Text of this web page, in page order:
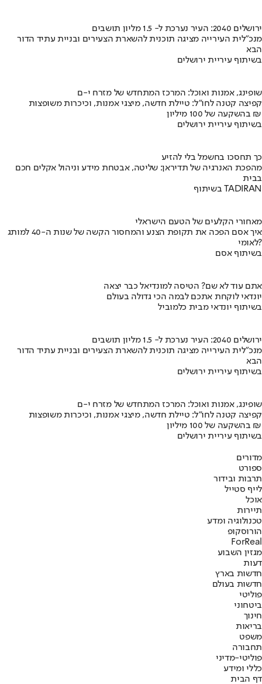
ירושלים 2040: העיר נערכת ל- 1.5 מליון תושבים
מנכ"לית העירייה מציגה תוכנית להשארת הצעירים ובניית עתיד הדור
הבא
בשיתוף עיריית ירושלים
שופינג, אמנות ואוכל: המרכז המתחדש של מזרח י-ם
קפיצה קטנה לחו"ל: טיילת חדשה, מיצגי אמנות, וכיכרות משופצות
בהשקעה של 100 מיליון ₪
בשיתוף עיריית ירושלים
כך תחסכו בחשמל בלי להזיע
מהפכת האנרגיה של תדיראן: שליטה, אבטחת מידע וניהול אקלים חכם
בבית
בשיתוף TADIRAN
מאחורי הקלעים של הטעם הישראלי
איך אסם הפכה את תקופת הצנע והמחסור הקשה של שנות ה-40 למותג
לאומי?
בשיתוף אסם
אתם עוד לא שם? הטיסה למונדיאל כבר יצאה
יונדאי לוקחת אתכם לבמה הכי גדולה בעולם
בשיתוף יונדאי מבית כלמוביל
ירושלים 2040: העיר נערכת ל- 1.5 מליון תושבים
מנכ"לית העירייה מציגה תוכנית להשארת הצעירים ובניית עתיד הדור
הבא
בשיתוף עיריית ירושלים
שופינג, אמנות ואוכל: המרכז המתחדש של מזרח י-ם
קפיצה קטנה לחו"ל: טיילת חדשה, מיצגי אמנות, וכיכרות משופצות
בהשקעה של 100 מיליון ₪
בשיתוף עיריית ירושלים
מדורים
ספורט
תרבות ובידור
לייף סטייל
אוכל
תיירות
טכנולוגיה ומדע
הורוסקופ
ForReal
מגזין השבוע
דעות
חדשות בארץ
חדשות בעולם
פוליטי
ביטחוני
חינוך
בריאות
משפט
תחבורה
פוליטי-מדיני
כללי ומידע
דף הבית